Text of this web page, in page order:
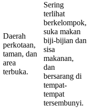
Daerah
perkotaan,
taman, dan
area
terbuka.
Sering
terlihat
berkelompok,
suka makan
biji-bijian dan
sisa
makanan,
dan
bersarang di
tempat-
tempat
tersembunyi.